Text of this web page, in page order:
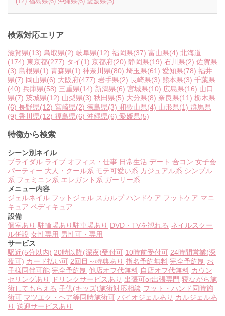
検索対応エリア
滋賀県(13) 鳥取県(2) 岐阜県(12) 福岡県(37) 富山県(4) 北海道
(174) 東京都(277) タイ(1) 京都府(20) 静岡県(19) 石川県(2) 佐賀県
(3) 島根県(1) 青森県(1) 神奈川県(80) 埼玉県(61) 愛知県(78) 福井
県(7) 岡山県(6) 大阪府(477) 岩手県(2) 長崎県(3) 熊本県(3) 千葉県
(40) 兵庫県(58) 三重県(14) 新潟県(6) 宮城県(10) 広島県(16) 山口
県(7) 茨城県(12) 山梨県(3) 秋田県(5) 大分県(8) 奈良県(11) 栃木県
(6) 長野県(12) 宮崎県(2) 徳島県(3) 和歌山県(4) 山形県(1) 群馬県
(9) 香川県(12) 福島県(6) 沖縄県(6) 愛媛県(5)
特徴から検索
シーン別ネイル
ブライダル ライブ オフィス・仕事 日常生活 デート 合コン 女子会
パーティー 大人・クール系 モテ可愛い系 カジュアル系 シンプル
系 フェミニン系 エレガント系 ガーリー系
メニュー内容
ジェルネイル フットジェル スカルプ ハンドケア フットケア マニ
キュア ペディキュア
設備
個室あり 駐輪場あり駐車場あり DVD・TVを観れる ネイルスクー
ル併設 女性専用 男性可・専用
サービス
駅近(5分以内) 20時以降(深夜)受付可 10時前受付可 24時間営業(深
夜可) カード払い可 2回目～特典あり 指名予約無料 完全予約制 お
子様同伴可能 完全予約制 他店オフ代無料 自店オフ代無料 カウン
セリングあり
ドリンクサービスあり 出張可or出張専門 寝ながら施
術してもらえる 子供(キッズ)施術対応相談 フット・ハンド同時施
術可 マツエク・ヘア等同時施術可 バイオジェルあり カルジェルあ
り 送迎サービスあり